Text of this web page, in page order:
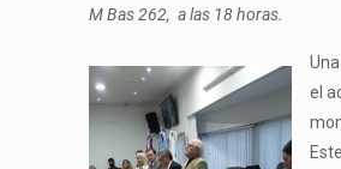
M Bas 262, a las 18 horas.
el